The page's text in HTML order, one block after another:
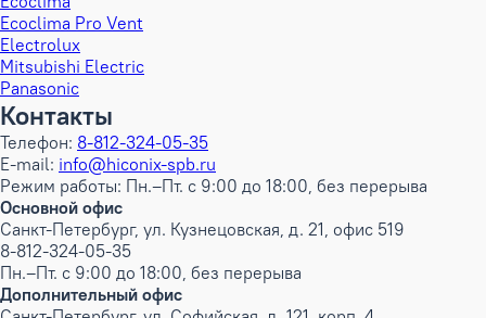
Ecoclima Pro Vent
Electrolux
Mitsubishi Electric
Panasonic
Контакты
Телефон: 8-812-324-05-35
E-mail: info@hiconix-spb.ru
Режим работы: Пн.–Пт. с 9:00 до 18:00, без перерыва
Основной офис
Санкт-Петербург, ул. Кузнецовская, д. 21, офис 519
8-812-324-05-35
Пн.–Пт. с 9:00 до 18:00, без перерыва
Дополнительный офис